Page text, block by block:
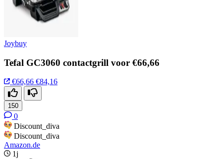
Joybuy
Tefal GC3060 contactgrill voor €66,66
€66,66 €84,16
150
0
Discount_diva
Discount_diva
Amazon.de
1j